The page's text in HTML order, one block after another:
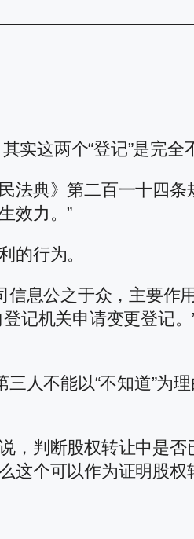
实这两个“登记”是完全
法典》第二百一十四条
效力。”
的行为。
息公之于众，主要作
记机关申请变更登记
人不能以“不知道”为理
，判断股权转让中是
个可以作为证明股权